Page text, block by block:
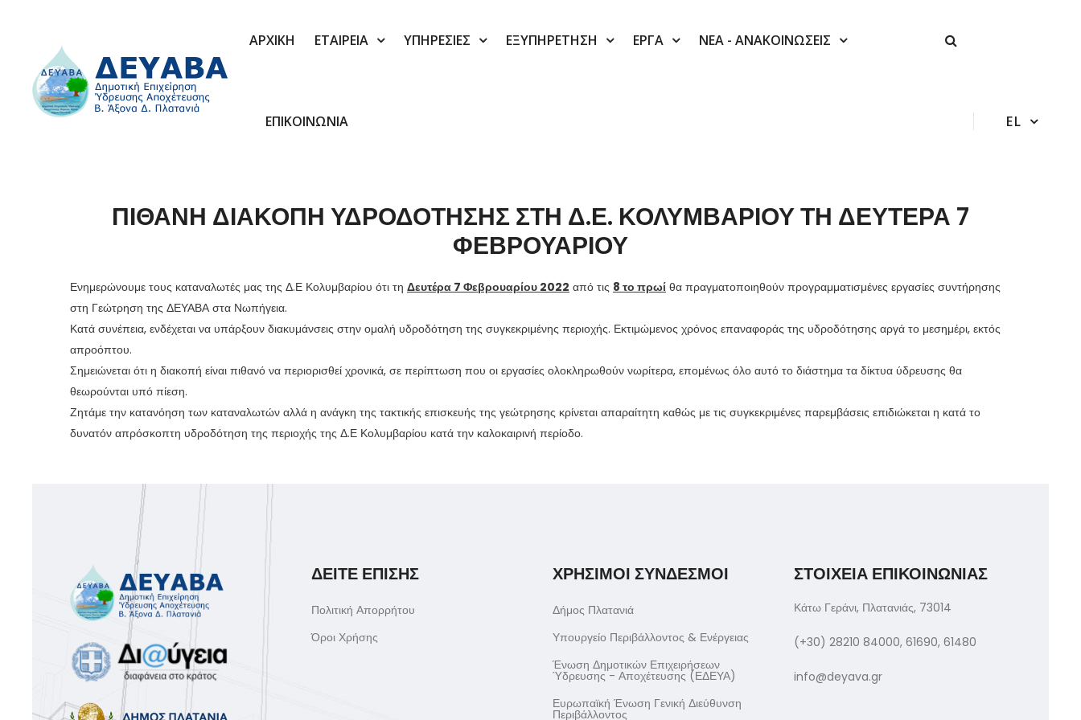
ΑΡΧΙΚΗ ΕΤΑΙΡΕΙΑ ΥΠΗΡΕΣΙΕΣ ΕΞΥΠΗΡΕΤΗΣΗ ΕΡΓΑ ΝΕΑ - ΑΝΑΚΟΙΝΩΣΕΙΣ
ΕΠΙΚΟΙΝΩΝΙΑ EL
ΠΙΘΑΝΗ ΔΙΑΚΟΠΗ ΥΔΡΟΔΟΤΗΣΗΣ ΣΤΗ Δ.Ε. ΚΟΛΥΜΒΑΡΙΟΥ ΤΗ ΔΕΥΤΕΡΑ 7
ΦΕΒΡΟΥΑΡΙΟΥ
Ενημερώνουμε τους καταναλωτές μας της Δ.Ε Κολυμβαρίου ότι τη Δευτέρα 7 Φεβρουαρίου 2022 από τις 8 το πρωί θα πραγματοποιηθούν προγραμματισμένες εργασίες συντήρησης
στη Γεώτρηση της ΔΕΥΑΒΑ στα Νωπήγεια.
Κατά συνέπεια, ενδέχεται να υπάρξουν διακυμάνσεις στην ομαλή υδροδότηση της συγκεκριμένης περιοχής. Εκτιμώμενος χρόνος επαναφοράς της υδροδότησης αργά το μεσημέρι, εκτός
απροόπτου.
Σημειώνεται ότι η διακοπή είναι πιθανό να περιορισθεί χρονικά, σε περίπτωση που οι εργασίες ολοκληρωθούν νωρίτερα, επομένως όλο αυτό το διάστημα τα δίκτυα ύδρευσης θα
θεωρούνται υπό πίεση.
Ζητάμε την κατανόηση των καταναλωτών αλλά η ανάγκη της τακτικής επισκευής της γεώτρησης κρίνεται απαραίτητη καθώς με τις συγκεκριμένες παρεμβάσεις επιδιώκεται η κατά το
δυνατόν απρόσκοπτη υδροδότηση της περιοχής της Δ.Ε Κολυμβαρίου κατά την καλοκαιρινή περίοδο.
ΔΕΙΤΕ ΕΠΙΣΗΣ
Πολιτική Απορρήτου
Όροι Χρήσης
ΧΡΗΣΙΜΟΙ ΣΥΝΔΕΣΜΟΙ
Δήμος Πλατανιά
Υπουργείο Περιβάλλοντος & Ενέργειας
Ένωση Δημοτικών Επιχειρήσεων
Ύδρευσης - Αποχέτευσης (ΕΔΕΥΑ)
Ευρωπαϊκή Ένωση Γενική Διεύθυνση
Περιβάλλοντος
ΣΤΟΙΧΕΙΑ ΕΠΙΚΟΙΝΩΝΙΑΣ
Κάτω Γεράνι, Πλατανιάς, 73014
(+30) 28210 84000, 61690, 61480
info@deyava.gr